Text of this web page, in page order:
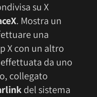
su X
. Mostra un
una
X con un altro
da uno
collegato
del sistema